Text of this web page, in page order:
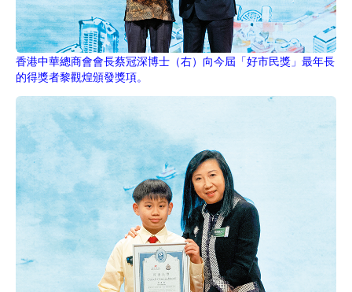
香港中華總商會會長蔡冠深博士（右）向今屆「好市民獎」最年長
的得獎者黎觀煌頒發獎項。